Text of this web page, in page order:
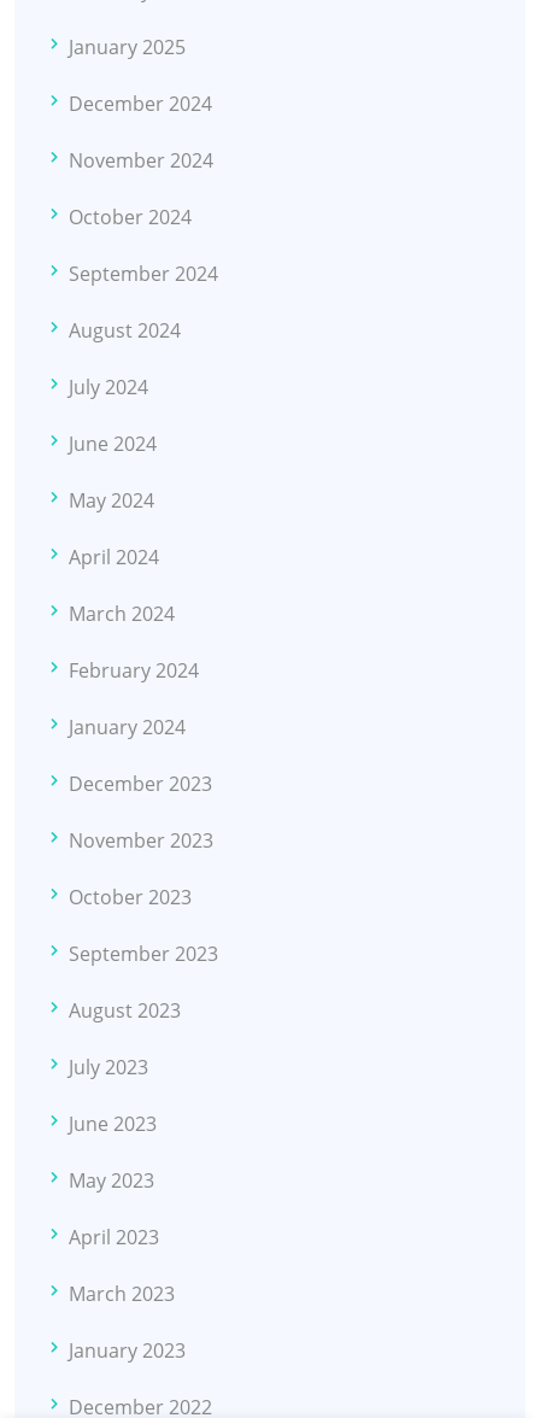
January 2025
December 2024
November 2024
October 2024
September 2024
August 2024
July 2024
June 2024
May 2024
April 2024
March 2024
February 2024
January 2024
December 2023
November 2023
October 2023
September 2023
August 2023
July 2023
June 2023
May 2023
April 2023
March 2023
January 2023
December 2022